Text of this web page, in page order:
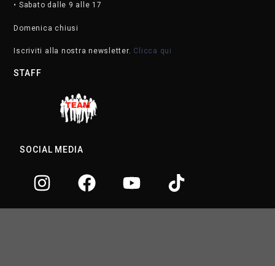
• Sabato dalle 9 alle 17
Domenica chiusi
Iscriviti alla nostra newsletter. Clicca qui
STAFF
SOCIAL MEDIA